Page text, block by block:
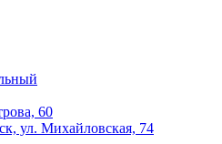
60
ул. Михайловская, 74